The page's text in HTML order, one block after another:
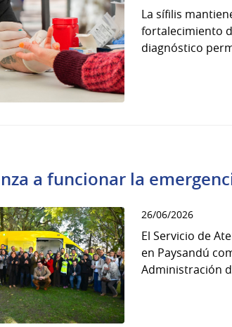
La sífilis
fortalecimiento
diagnóstico
a funcionar la
26/06/2026
El Servicio de
en Paysandú
Administración